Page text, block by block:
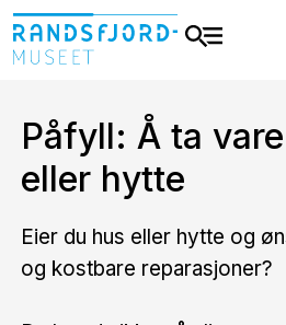
Påfyll: Å ta
eller hytte
Eier du hus eller hytte og
og kostbare reparasjoner?